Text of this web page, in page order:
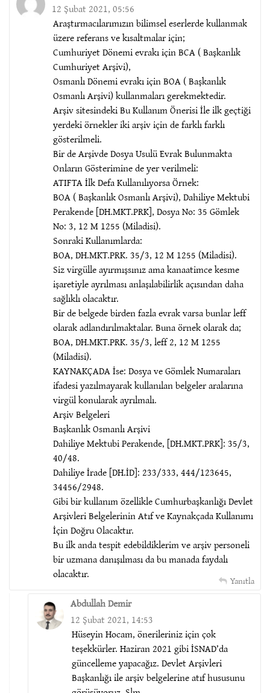
12 Şubat 2021, 05:56
Araştırmacılarımızın bilimsel eserlerde kullanmak
üzere referans ve kısaltmalar için;
Cumhuriyet Dönemi evrakı için BCA ( Başkanlık
Cumhuriyet Arşivi),
Osmanlı Dönemi evrakı için BOA ( Başkanlık
Osmanlı Arşivi) kullanmaları gerekmektedir.
Arşiv sitesindeki Bu Kullanım Önerisi İle ilk geçtiği
yerdeki örnekler iki arşiv için de farklı farklı
gösterilmeli.
Bir de Arşivde Dosya Usulü Evrak Bulunmakta
Onların Gösterimine de yer verilmeli:
ATIFTA İlk Defa Kullanılıyorsa Örnek:
BOA ( Başkanlık Osmanlı Arşivi), Dahiliye Mektubi
Perakende [DH.MKT.PRK], Dosya No: 35 Gömlek
No: 3, 12 M 1255 (Miladisi).
Sonraki Kullanımlarda:
BOA, DH.MKT.PRK. 35/3, 12 M 1255 (Miladisi).
Siz virgülle ayırmışsınız ama kanaatimce kesme
işaretiyle ayrılması anlaşılabilirlik açısından daha
sağlıklı olacaktır.
Bir de belgede birden fazla evrak varsa bunlar leff
olarak adlandırılmaktalar. Buna örnek olarak da;
BOA, DH.MKT.PRK. 35/3, leff 2, 12 M 1255
(Miladisi).
KAYNAKÇADA İse: Dosya ve Gömlek Numaraları
ifadesi yazılmayarak kullanılan belgeler aralarına
virgül konularak ayrılmalı.
Arşiv Belgeleri
Başkanlık Osmanlı Arşivi
Dahiliye Mektubi Perakende, [DH.MKT.PRK]: 35/3,
40/48.
Dahiliye İrade [DH.İD]: 233/333, 444/123645,
34456/2948.
Gibi bir kullanım özellikle Cumhurbaşkanlığı Devlet
Arşivleri Belgelerinin Atıf ve Kaynakçada Kullanımı
İçin Doğru Olacaktır.
Bu ilk anda tespit edebildiklerim ve arşiv personeli
bir uzmana danışılması da bu manada faydalı
olacaktır.
Yanıtla
Abdullah Demir
12 Şubat 2021, 14:53
Hüseyin Hocam, önerileriniz için çok
teşekkürler. Haziran 2021 gibi İSNAD’da
güncelleme yapacağız. Devlet Arşivleri
Başkanlığı ile arşiv belgelerine atıf hususunu